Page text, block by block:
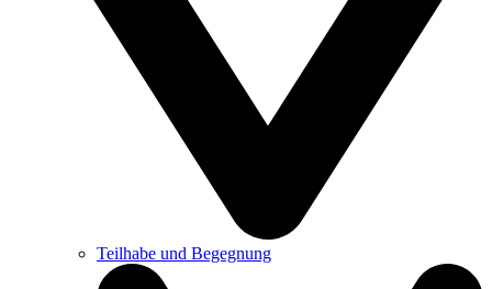
Teilhabe und Begegnung